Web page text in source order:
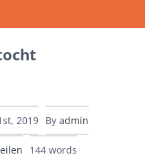
2019 By admin
144 words